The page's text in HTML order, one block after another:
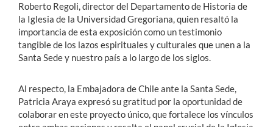
Roberto Regoli, director del Departamento de Historia de
la Iglesia de la Universidad Gregoriana, quien resaltó la
importancia de esta exposición como un testimonio
tangible de los lazos espirituales y culturales que unen a la
Santa Sede y nuestro país a lo largo de los siglos.
Al respecto, la Embajadora de Chile ante la Santa Sede,
Patricia Araya expresó su gratitud por la oportunidad de
colaborar en este proyecto único, que fortalece los vínculos